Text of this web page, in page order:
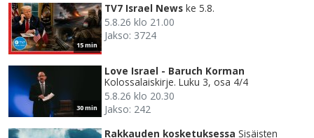
15 min
TV7 Israel News ke 5.8.
5.8.26 klo 21.00
Jakso: 3724
30 min
Love Israel - Baruch Korman
Kolossalaiskirje. Luku 3, osa 4/4
5.8.26 klo 20.30
Jakso: 242
Rakkauden kosketuksessa Sisäisten